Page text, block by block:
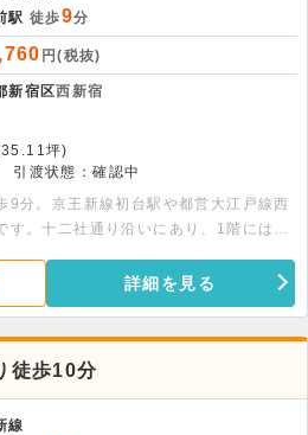
駅 徒歩9分
円(税抜)
新宿区西新宿
坪)
引渡状態：確認中
9分。京王新線初台駅や都営大江戸線西
す。十二社通り沿いにあり、1階にはコ
詳細を見る
徒歩10分
線